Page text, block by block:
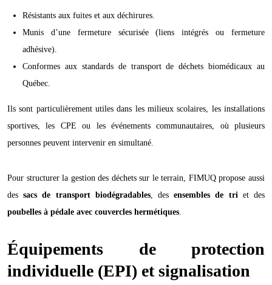
Résistants aux fuites et aux déchirures.
Munis d’une fermeture sécurisée (liens intégrés ou fermeture
adhésive).
Conformes aux standards de transport de déchets biomédicaux au
Québec.
Ils sont particulièrement utiles dans les milieux scolaires, les installations
sportives, les CPE ou les événements communautaires, où plusieurs
personnes peuvent intervenir en simultané.
Pour structurer la gestion des déchets sur le terrain, FIMUQ propose aussi
dessacs de transport biodégradables, desensembles de triet des
poubelles à pédale avec couvercles hermétiques.
Équipements de protection
individuelle (EPI) et signalisation